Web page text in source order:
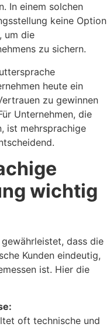
In einem solchen
keine Option
um die
zu sichern.
heute ein
zu gewinnen
Unternehmen, die
ist mehrsprachige
wichtig
dass die
Kunden eindeutig,
ist. Hier die
oft technische und